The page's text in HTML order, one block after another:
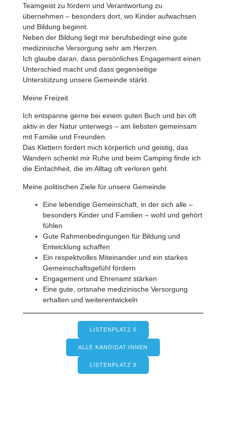
Teamgeist zu fördern und Verantwortung zu
übernehmen – besonders dort, wo Kinder aufwachsen
und Bildung beginnt.
Neben der Bildung liegt mir berufsbedingt eine gute
medizinische Versorgung sehr am Herzen.
Ich glaube daran, dass persönliches Engagement einen
Unterschied macht und dass gegenseitige
Unterstützung unsere Gemeinde stärkt.
Meine Freizeit
Ich entspanne gerne bei einem guten Buch und bin oft
aktiv in der Natur unterwegs – am liebsten gemeinsam
mit Familie und Freunden.
Das Klettern fordert mich körperlich und geistig, das
Wandern schenkt mir Ruhe und beim Camping finde ich
die Einfachheit, die im Alltag oft verloren geht.
Meine politischen Ziele für unsere Gemeinde
Eine lebendige Gemeinschaft, in der sich alle –
besonders Kinder und Familien – wohl und gehört
fühlen
Gute Rahmenbedingungen für Bildung und
Entwicklung schaffen
Ein respektvolles Miteinander und ein starkes
Gemeinschaftsgefühl fördern
Engagement und Ehrenamt stärken
Eine gute, ortsnahe medizinische Versorgung
erhalten und weiterentwickeln
LISTENPLATZ 6
ALLE KANDIDAT:INNEN
LISTENPLATZ 8